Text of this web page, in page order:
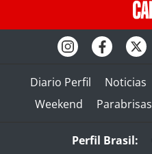
Diario Perfil Noticias
Weekend
Parabrisas
Perfil Brasil: